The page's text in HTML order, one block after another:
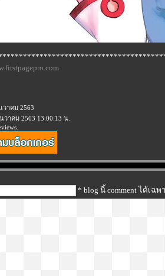
วาคม 2563
วาคม 2563 13:00:13 น.
* blog นี้ comment ได้เฉพ